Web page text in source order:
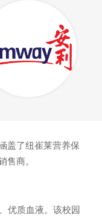
盖了纽崔莱营养保
售商。
优质血液。该校园